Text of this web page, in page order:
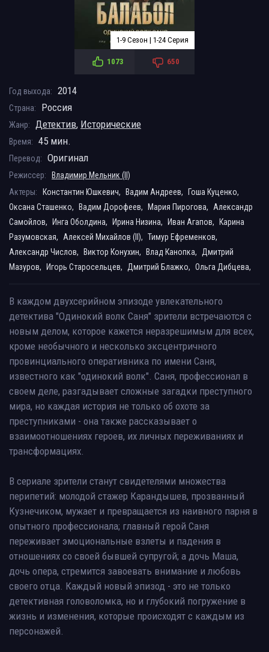
1-9 Сезон | 1-24 Серия
1073 650
Год выхода: 2014
Страна: Россия
Жанр: Детектив, Исторические
Время: 45 мин.
Перевод: Оригинал
Режиссер:
Владимир Мельник (II)
Актеры:
Константин Юшкевич, Вадим Андреев,
Гоша Куценко,
Оксана Сташенко,
Вадим Дорофеев, Мария Пирогова,
Александр
Самойлов,
Инга Оболдина, Ирина Низина, Иван Агапов,
Карина
Разумовская,
Алексей Михайлов (II), Тимур Ефременков,
Александр Числов,
Виктор Конухин, Влад Канопка,
Дмитрий
Мазуров,
Игорь Старосельцев, Дмитрий Блажко, Ольга Дибцева,
В каждом двухсерийном эпизоде увлекательного
детектива "Одинокий волк Саня" зрители встречаются с
новым делом, которое кажется неразрешимым для всех,
кроме необычного и несколько эксцентричного
провинциального оперативника по имени Саня,
известного как "одинокий волк". Саня, профессионал в
своем деле, разгадывает сложные загадки преступного
мира, но каждая история не только об охоте за
преступниками - она также рассказывает о
взаимоотношениях героев, их личных переживаниях и
трансформациях.
В сериале зрители станут свидетелями множества
перипетий: молодой стажер Карандышев, прозванный
Кузнечиком, мужает и превращается из наивного парня в
опытного профессионала; главный герой Саня
переживает эмоциональные взлеты и падения в
отношениях со своей бывшей супругой; а дочь Маша,
дочь опера, стремится завоевать внимание и любовь
своего отца. Каждый новый эпизод - это не только
детективная головоломка, но и глубокий погружение в
жизнь и изменения, которые происходят с каждым из
персонажей.